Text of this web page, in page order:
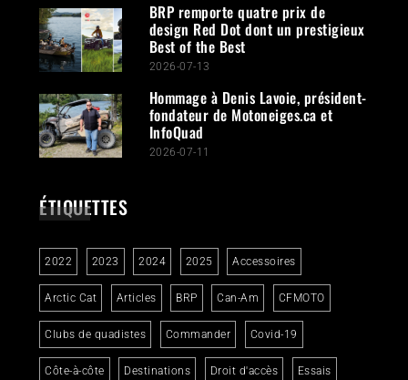
BRP remporte quatre prix de
design Red Dot dont un prestigieux
Best of the Best
2026-07-13
Hommage à Denis Lavoie, président-
fondateur de Motoneiges.ca et
InfoQuad
2026-07-11
ÉTIQUETTES
2022 2023 2024 2025 Accessoires
Arctic Cat Articles BRP Can-Am CFMOTO
Clubs de quadistes Commander Covid-19
Côte-à-côte Destinations Droit d'accès Essais